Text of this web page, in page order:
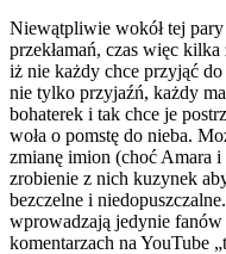
Niewątpliwie wokół tej
przekłamań, czas więc
iż nie każdy chce przyjąć do
nie tylko przyjaźń, każdy
bohaterek i tak chce je
woła o pomstę do nieba.
zmianę imion (choć Amara
zrobienie z nich kuzynek
bezczelne i
wprowadzają jedynie
komentarzach na YouTube